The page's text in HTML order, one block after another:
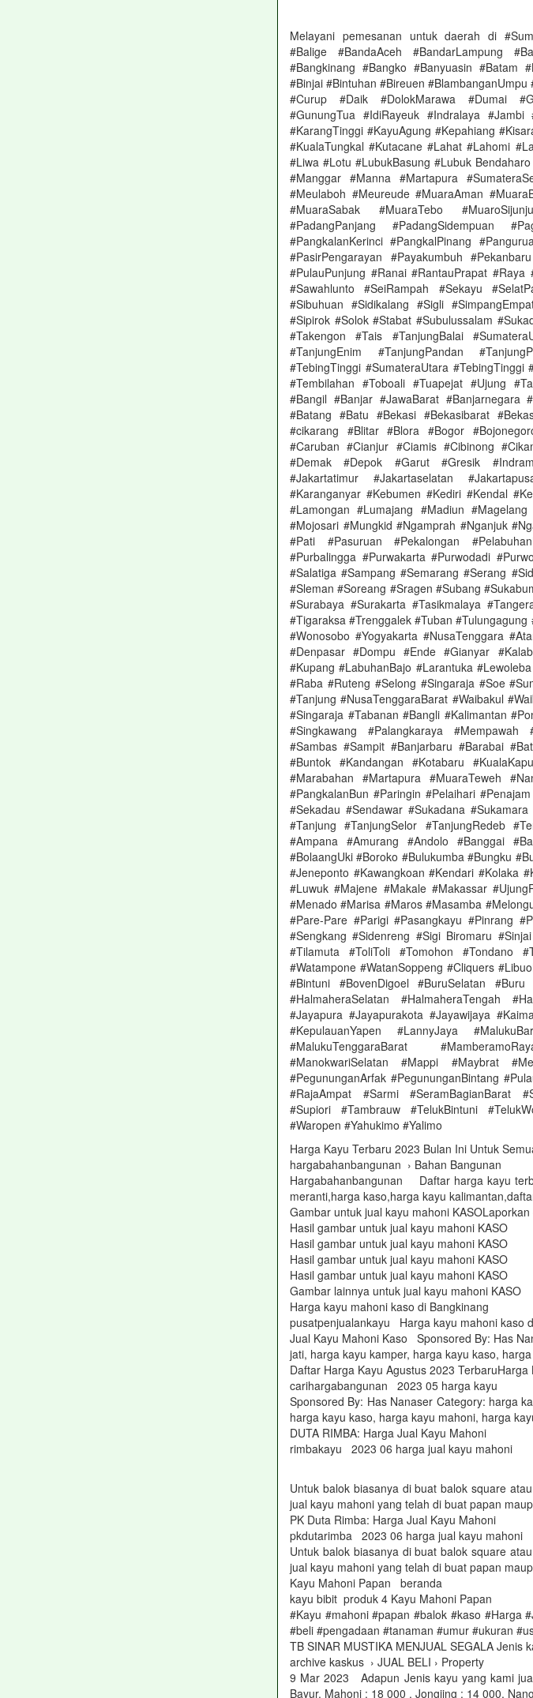
Melayani pemesanan untuk daerah di
#Balige #BandaAceh #BandarLampung
#Bangkinang #Bangko #Banyuasin #Batam
#Binjai #Bintuhan #Bireuen
#Curup #Daik #DolokMarawa #Dumai
#GunungTua #IdiRayeuk #Indralaya
#KarangTinggi #KayuAgung #Kepahiang
#KualaTungkal #Kutacane #Lahat #Lahomi
#Liwa #Lotu #LubukBasung #Lubuk
#Manggar #Manna #Martapura
#Meulaboh #Meureude #MuaraAman
#MuaraSabak #MuaraTebo
#PadangPanjang #PadangSidempuan
#PangkalanKerinci #PangkalPinang
#PasirPengarayan #Payakumbuh
#PulauPunjung #Ranai #RantauPrapat
#Sawahlunto #SeiRampah #Sekayu
#Sibuhuan #Sidikalang #Sigli
#Sipirok #Solok #Stabat #Subulussalam
#Takengon #Tais #TanjungBalai
#TanjungEnim #TanjungPandan
#TebingTinggi #SumateraUtara #TebingTinggi
#Tembilahan #Toboali #Tuapejat #Ujung
#Bangil #Banjar #JawaBarat #Banjarnegara
#Batang #Batu #Bekasi #Bekasibarat
#cikarang #Blitar #Blora #Bogor
#Caruban #Cianjur #Ciamis #Cibinong
#Demak #Depok #Garut #Gresik
#Jakartatimur #Jakartaselatan
#Karanganyar #Kebumen #Kediri #Kendal
#Lamongan #Lumajang #Madiun
#Mojosari #Mungkid #Ngamprah #Nganjuk
#Pati #Pasuruan #Pekalongan
#Purbalingga #Purwakarta #Purwodadi
#Salatiga #Sampang #Semarang #Serang
#Sleman #Soreang #Sragen #Subang
#Surabaya #Surakarta #Tasikmalaya
#Tigaraksa #Trenggalek #Tuban
#Wonosobo #Yogyakarta #NusaTenggara
#Denpasar #Dompu #Ende #Gianyar
#Kupang #LabuhanBajo #Larantuka
#Raba #Ruteng #Selong #Singaraja #Soe
#Tanjung #NusaTenggaraBarat #Waibakul
#Singaraja #Tabanan #Bangli #Kalimantan
#Singkawang #Palangkaraya
#Sambas #Sampit #Banjarbaru #Barabai
#Buntok #Kandangan #Kotabaru
#Marabahan #Martapura #MuaraTeweh
#PangkalanBun #Paringin #Pelaihari
#Sekadau #Sendawar #Sukadana
#Tanjung #TanjungSelor #TanjungRedeb
#Ampana #Amurang #Andolo #Banggai
#BolaangUki #Boroko #Bulukumba #Bungku
#Jeneponto #Kawangkoan #Kendari #Kolaka
#Luwuk #Majene #Makale #Makassar
#Menado #Marisa #Maros #Masamba
#Pare-Pare #Parigi #Pasangkayu #Pinrang
#Sengkang #Sidenreng #Sigi Biromaru
#Tilamuta #ToliToli #Tomohon #Tondano
#Watampone #WatanSoppeng #Cliquers
#Bintuni #BovenDigoel #BuruSelatan
#HalmaheraSelatan #HalmaheraTengah
#Jayapura #Jayapurakota #Jayawijaya
#KepulauanYapen #LannyJaya
#MalukuTenggaraBarat
#ManokwariSelatan #Mappi #Maybrat
#PegununganArfak #PegununganBintang
#RajaAmpat #Sarmi #SeramBagianBarat
#Supiori #Tambrauw #TelukBintuni
#Waropen #Yahukimo #Yalimo
Harga Kayu Terbaru 2023 Bulan Ini Untuk
hargabahanbangunan › Bahan Bangunan
Hargabahanbangunan Daftar harga kayu
meranti,harga kaso,harga kayu
Gambar untuk jual kayu mahoni
Hasil gambar untuk jual kayu mahoni KASO
Hasil gambar untuk jual kayu mahoni KASO
Hasil gambar untuk jual kayu mahoni KASO
Hasil gambar untuk jual kayu mahoni KASO
Gambar lainnya untuk jual kayu mahoni KASO
Harga kayu mahoni kaso di Bangkinang
pusatpenjualankayu Harga kayu mahoni kaso
Jual Kayu Mahoni Kaso Sponsored By: Has
jati, harga kayu kamper, harga kayu kaso,
Daftar Harga Kayu Agustus 2023 TerbaruHarga
carihargabangunan 2023 05 harga kayu
Sponsored By: Has Nanaser Category: harga
harga kayu kaso, harga kayu mahoni, harga
DUTA RIMBA: Harga Jual Kayu Mahoni
rimbakayu 2023 06 harga jual kayu mahoni
Untuk balok biasanya di buat balok square
jual kayu mahoni yang telah di buat papan
PK Duta Rimba: Harga Jual Kayu Mahoni
pkdutarimba 2023 06 harga jual kayu mahoni
Untuk balok biasanya di buat balok square
jual kayu mahoni yang telah di buat papan
Kayu Mahoni Papan beranda
kayu bibit produk 4 Kayu Mahoni Papan
#Kayu #mahoni #papan #balok #kaso #Harga
#beli #pengadaan #tanaman #umur #ukuran
TB SINAR MUSTIKA MENJUAL SEGALA
archive kaskus › JUAL BELI › Property
9 Mar 2023 Adapun Jenis kayu yang kami
Bayur, Mahoni : 18 000 , Jongjing : 14 000,